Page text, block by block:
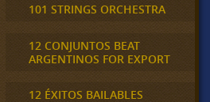
101 STRINGS ORCHESTRA
12 CONJUNTOS BEAT
ARGENTINOS FOR EXPORT
12 ÉXITOS BAILABLES